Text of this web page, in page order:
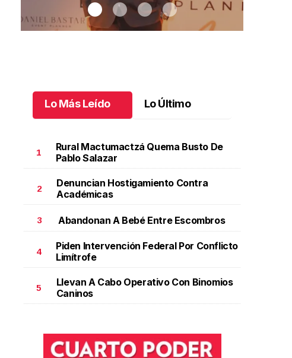
12 años de sueños en Chiapas.12 años de sueños en
Lo Más Leído Lo Último
1
Rural Mactumactzá Quema Busto De
Pablo Salazar
2
Denuncian Hostigamiento Contra
Académicas
3 Abandonan A Bebé Entre Escombros
4
Piden Intervención Federal Por Conflicto
Limítrofe
5
Llevan A Cabo Operativo Con Binomios
Caninos